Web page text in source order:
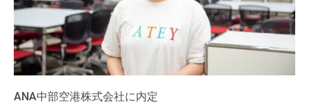
ANA中部空港株式会社に内定